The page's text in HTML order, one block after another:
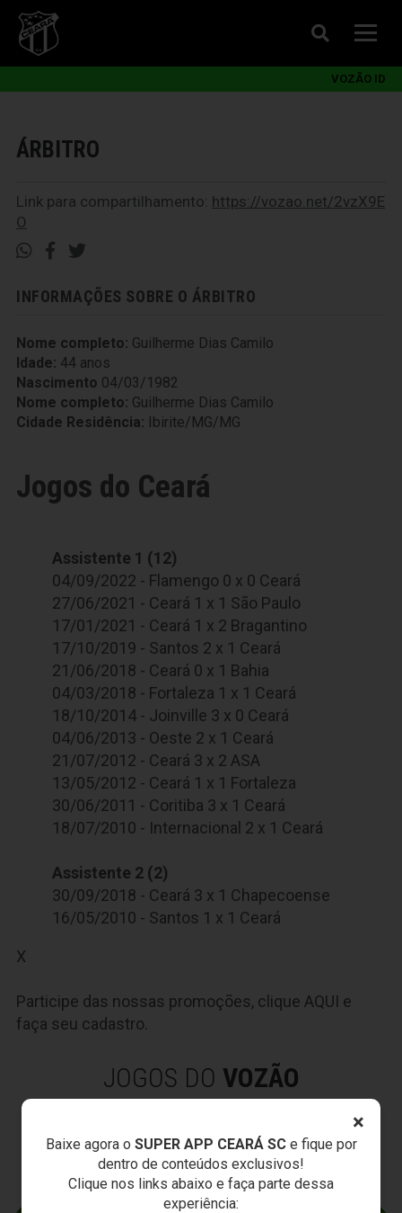
×
Baixe agora o SUPER APP CEARÁ SCe fique por
dentro de conteúdos exclusivos!
Clique nos links abaixo e faça parte dessa
experiência:
VOZÃO ID
ÁRBITRO
Link para compartilhamento: https://vozao.net/2vzX9E
O
INFORMAÇÕES SOBRE O ÁRBITRO
Nome completo: Guilherme Dias Camilo
Idade: 44 anos
Nascimento 04/03/1982
Nome completo: Guilherme Dias Camilo
Cidade Residência: Ibirite/MG/MG
Jogos do Ceará
Assistente 1 (12)
04/09/2022 - Flamengo 0 x 0 Ceará
27/06/2021 - Ceará 1 x 1 São Paulo
17/01/2021 - Ceará 1 x 2 Bragantino
17/10/2019 - Santos 2 x 1 Ceará
21/06/2018 - Ceará 0 x 1 Bahia
04/03/2018 - Fortaleza 1 x 1 Ceará
18/10/2014 - Joinville 3 x 0 Ceará
04/06/2013 - Oeste 2 x 1 Ceará
21/07/2012 - Ceará 3 x 2 ASA
13/05/2012 - Ceará 1 x 1 Fortaleza
30/06/2011 - Coritiba 3 x 1 Ceará
18/07/2010 - Internacional 2 x 1 Ceará
Assistente 2 (2)
30/09/2018 - Ceará 3 x 1 Chapecoense
16/05/2010 - Santos 1 x 1 Ceará
X
Participe das nossas promoções, clique AQUI e
faça seu cadastro.
JOGOS DO VOZÃO